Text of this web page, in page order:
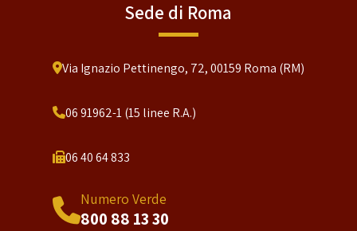
Sede di Roma
Via Ignazio Pettinengo, 72, 00159 Roma (RM)
06 91962-1 (15 linee R.A.)
06 40 64 833
Numero Verde
800 88 13 30